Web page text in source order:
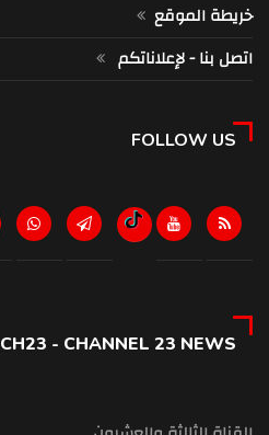
خريطة الموقع
اتصل بنا - لإعلاناتكم
FOLLOW US
CH23 - CHANNEL 23 NEWS